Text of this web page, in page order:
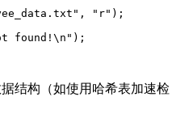
"r");
found!\n");
结构（如使用哈希表加速检